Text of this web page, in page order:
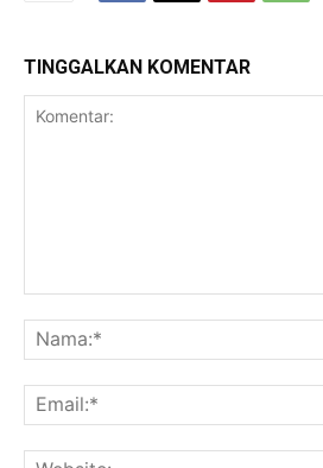
TINGGALKAN KOMENTAR